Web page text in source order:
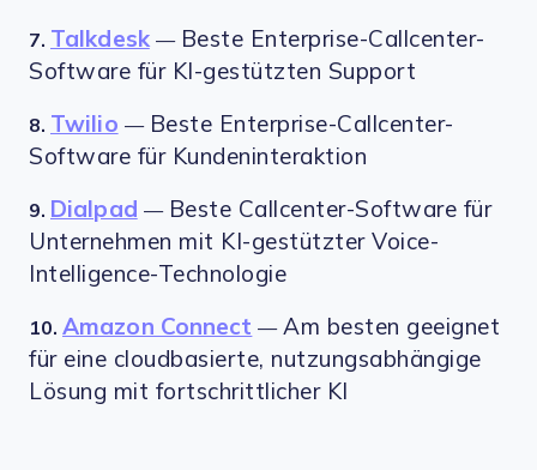
7. Talkdesk — Beste Enterprise-Callcenter-
Software für KI-gestützten Support
8. Twilio — Beste Enterprise-Callcenter-
Software für Kundeninteraktion
9. Dialpad — Beste Callcenter-Software für
Unternehmen mit KI-gestützter Voice-
Intelligence-Technologie
10. Amazon Connect — Am besten geeignet
für eine cloudbasierte, nutzungsabhängige
Lösung mit fortschrittlicher KI